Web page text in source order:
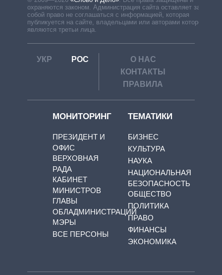
охраняются законом. Администрация сайта оставляет за
собой право не соглашаться с информацией, которая
публикуется на сайте, владельцами или авторами которой
являются третьи лица.
УКР РОС
О НАС
КОНТАКТЫ
ПРАВИЛА
МОНИТОРИНГ
ПРЕЗИДЕНТ И
ОФИС
ВЕРХОВНАЯ
РАДА
КАБИНЕТ
МИНИСТРОВ
ГЛАВЫ
ОБЛАДМИНИСТРАЦИЙ
МЭРЫ
ВСЕ ПЕРСОНЫ
ТЕМАТИКИ
БИЗНЕС
КУЛЬТУРА
НАУКА
НАЦИОНАЛЬНАЯ
БЕЗОПАСНОСТЬ
ОБЩЕСТВО
ПОЛИТИКА
ПРАВО
ФИНАНСЫ
ЭКОНОМИКА